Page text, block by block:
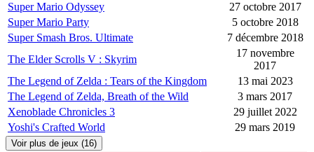
Super Mario Odyssey
27 octobre 2017
Super Mario Party
5 octobre 2018
Super Smash Bros. Ultimate
7 décembre 2018
The Elder Scrolls V : Skyrim
17 novembre
2017
The Legend of Zelda : Tears of the Kingdom
13 mai 2023
The Legend of Zelda, Breath of the Wild
3 mars 2017
Xenoblade Chronicles 3
29 juillet 2022
Yoshi's Crafted World
29 mars 2019
Voir plus de jeux (16)